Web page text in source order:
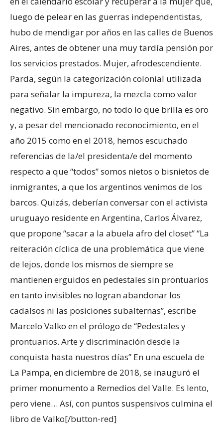
luego de pelear en las guerras independentistas,
hubo de mendigar por años en las calles de Buenos
Aires, antes de obtener una muy tardía pensión por
los servicios prestados. Mujer, afrodescendiente.
Parda, según la categorización colonial utilizada
para señalar la impureza, la mezcla como valor
negativo. Sin embargo, no todo lo que brilla es oro
y, a pesar del mencionado reconocimiento, en el
año 2015 como en el 2018, hemos escuchado
referencias de la/el presidenta/e del momento
respecto a que “todos” somos nietos o bisnietos de
inmigrantes, a que los argentinos venimos de los
barcos. Quizás, deberían conversar con el activista
uruguayo residente en Argentina, Carlos Álvarez,
que propone “sacar a la abuela afro del closet” “La
reiteración cíclica de una problemática que viene
de lejos, donde los mismos de siempre se
mantienen erguidos en pedestales sin prontuarios
en tanto invisibles no logran abandonar los
cadalsos ni las posiciones subalternas”, escribe
Marcelo Valko en el prólogo de “Pedestales y
prontuarios. Arte y discriminación desde la
conquista hasta nuestros días” En una escuela de
La Pampa, en diciembre de 2018, se inauguró el
primer monumento a Remedios del Valle. Es lento,
pero viene… Así, con puntos suspensivos culmina el
libro de Valko[/button-red]